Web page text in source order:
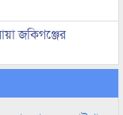
জকিগঞ্জের